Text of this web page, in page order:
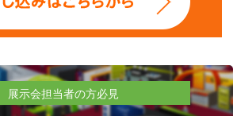
展示会担当者の方必見